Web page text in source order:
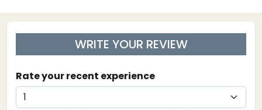
WRITE YOUR REVIEW
Rate your recent experience